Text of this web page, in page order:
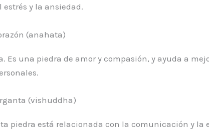
y la ansiedad.
(anahata)
una piedra de amor y compasión, y ayuda a
(vishuddha)
piedra está relacionada con la comunicación y la